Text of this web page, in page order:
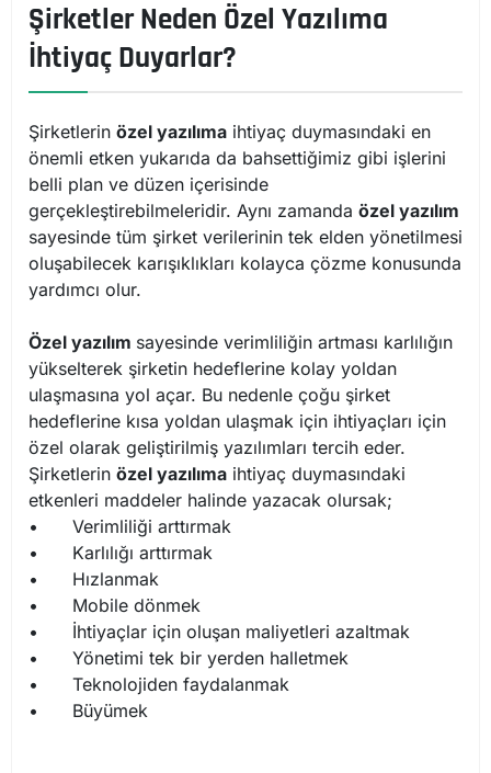
Şirketler Neden Özel Yazılıma
İhtiyaç Duyarlar?
Şirketlerin özel yazılıma ihtiyaç duymasındaki en
önemli etken yukarıda da bahsettiğimiz gibi işlerini
belli plan ve düzen içerisinde
gerçekleştirebilmeleridir. Aynı zamanda özel yazılım
sayesinde tüm şirket verilerinin tek elden yönetilmesi
oluşabilecek karışıklıkları kolayca çözme konusunda
yardımcı olur.
Özel yazılım sayesinde verimliliğin artması karlılığın
yükselterek şirketin hedeflerine kolay yoldan
ulaşmasına yol açar. Bu nedenle çoğu şirket
hedeflerine kısa yoldan ulaşmak için ihtiyaçları için
özel olarak geliştirilmiş yazılımları tercih eder.
Şirketlerin özel yazılıma ihtiyaç duymasındaki
etkenleri maddeler halinde yazacak olursak;
•
Verimliliği arttırmak
•
Karlılığı arttırmak
•
Hızlanmak
•
Mobile dönmek
•
İhtiyaçlar için oluşan maliyetleri azaltmak
•
Yönetimi tek bir yerden halletmek
•
Teknolojiden faydalanmak
•
Büyümek